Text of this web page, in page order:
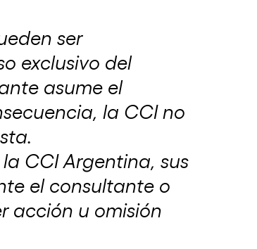
ser
exclusivo del
asume el
la CCI no
CCI Argentina, sus
el consultante o
acción u omisión